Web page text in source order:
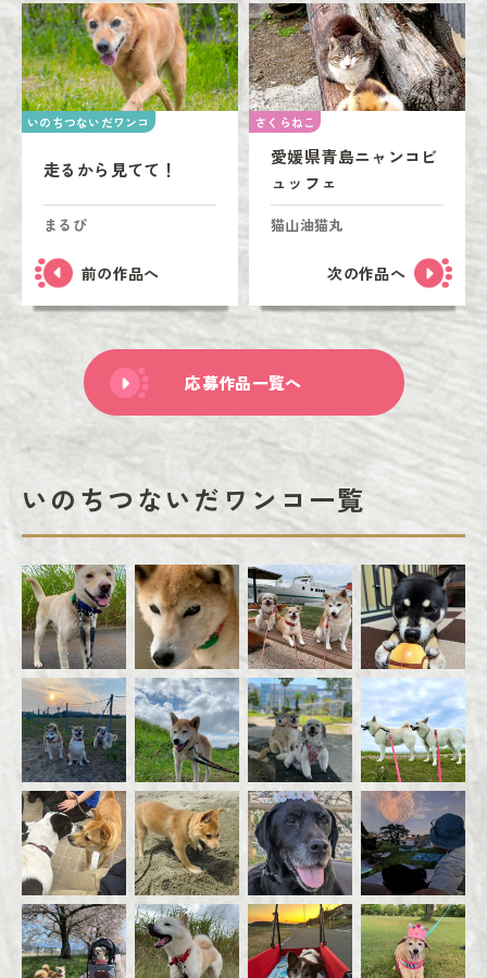
いのちつないだワンコ
走るから見てて！
まるぴ
前の作品へ
さくらねこ
愛媛県青島ニャンコビ
ュッフェ
猫山油猫丸
次の作品へ
応募作品一覧へ
いのちつないだワンコ一覧